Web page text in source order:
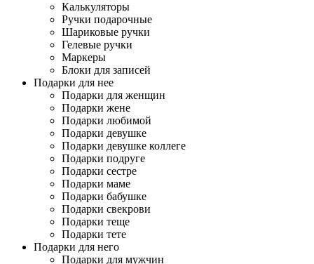
Калькуляторы
Ручки подарочные
Шариковые ручки
Гелевые ручки
Маркеры
Блоки для записей
Подарки для нее
Подарки для женщин
Подарки жене
Подарки любимой
Подарки девушке
Подарки девушке коллеге
Подарки подруге
Подарки сестре
Подарки маме
Подарки бабушке
Подарки свекрови
Подарки теще
Подарки тете
Подарки для него
Подарки для мужчин